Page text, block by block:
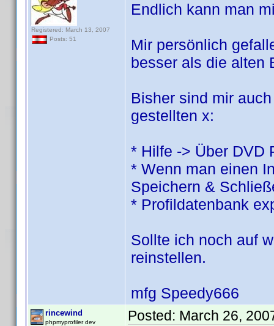
Registered: March 13, 2007
Posts: 51
Endlich kann man
Mir persönlich
besser als die alten
Bisher sind mir
gestellten x:
* Hilfe -> Über DVD
* Wenn man einen
Speichern &
* Profildatenbank
Sollte ich noch auf
reinstellen.
mfg Speedy666
rincewind
phpmyprofiler dev Posted: March 26,